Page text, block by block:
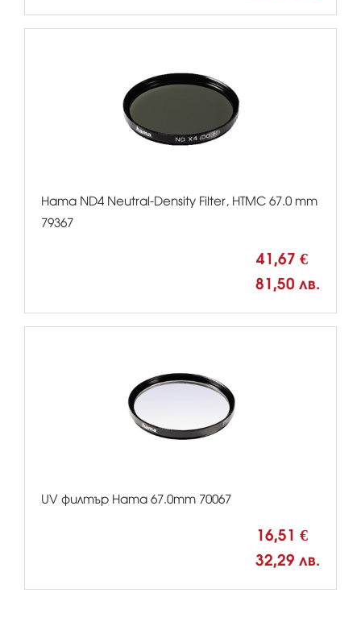
Hama ND4 Neutral-Density Filter, HTMC 67.0 mm
79367
41,67 €
81,50 лв.
UV филтър Hama 67.0mm 70067
16,51 €
32,29 лв.